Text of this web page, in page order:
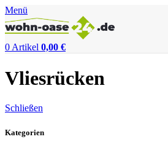
Menü
0Artikel 0,00 €
Vliesrücken
Schließen
Kategorien